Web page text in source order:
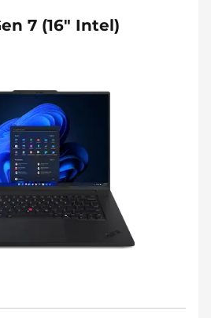
7 (16" Intel)